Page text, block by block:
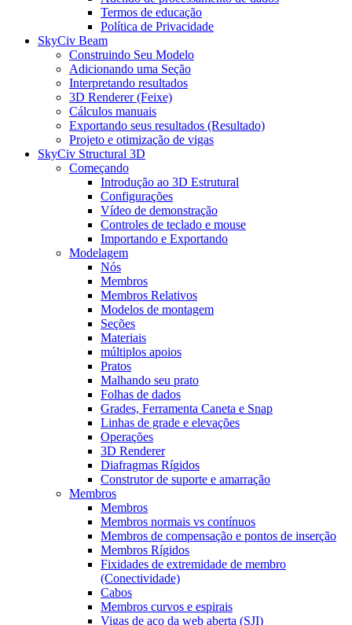
Termos de educação
Política de Privacidade
SkyCiv Beam
Construindo Seu Modelo
Adicionando uma Seção
Interpretando resultados
3D Renderer (Feixe)
Cálculos manuais
Exportando seus resultados (Resultado)
Projeto e otimização de vigas
SkyCiv Structural 3D
Começando
Introdução ao 3D Estrutural
Configurações
Vídeo de demonstração
Controles de teclado e mouse
Importando e Exportando
Modelagem
Nós
Membros
Membros Relativos
Modelos de montagem
Seções
Materiais
múltiplos apoios
Pratos
Malhando seu prato
Folhas de dados
Grades, Ferramenta Caneta e Snap
Linhas de grade e elevações
Operações
3D Renderer
Diafragmas Rígidos
Construtor de suporte e amarração
Membros
Membros
Membros normais vs contínuos
Membros de compensação e pontos de inserção
Membros Rígidos
Fixidades de extremidade de membro
(Conectividade)
Cabos
Membros curvos e espirais
Vigas de aço da web aberta (SJI)